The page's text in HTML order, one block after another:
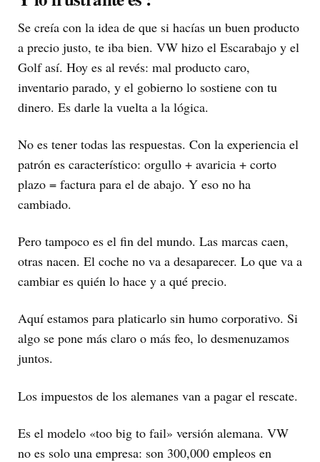
Se creía con la idea de que si hacías un buen producto
a precio justo, te iba bien. VW hizo el Escarabajo y el
Golf así. Hoy es al revés: mal producto caro,
inventario parado, y el gobierno lo sostiene con tu
dinero. Es darle la vuelta a la lógica.
No es tener todas las respuestas. Con la experiencia el
patrón es característico: orgullo + avaricia + corto
plazo = factura para el de abajo. Y eso no ha
cambiado.
Pero tampoco es el fin del mundo. Las marcas caen,
otras nacen. El coche no va a desaparecer. Lo que va a
cambiar es quién lo hace y a qué precio.
Aquí estamos para platicarlo sin humo corporativo. Si
algo se pone más claro o más feo, lo desmenuzamos
juntos.
Los impuestos de los alemanes van a pagar el rescate.
Es el modelo «too big to fail» versión alemana. VW
no es solo una empresa: son 300,000 empleos en